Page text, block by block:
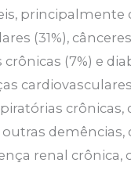
principalmente
(31%),
(7%) e
crônicas,
demências,
renal crônica,